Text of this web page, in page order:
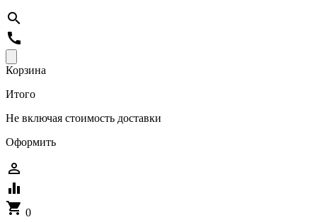
search
call
Корзина
Итого
Не включая стоимость доставки
Оформить
person_outline
equalizer
shopping_cart 0